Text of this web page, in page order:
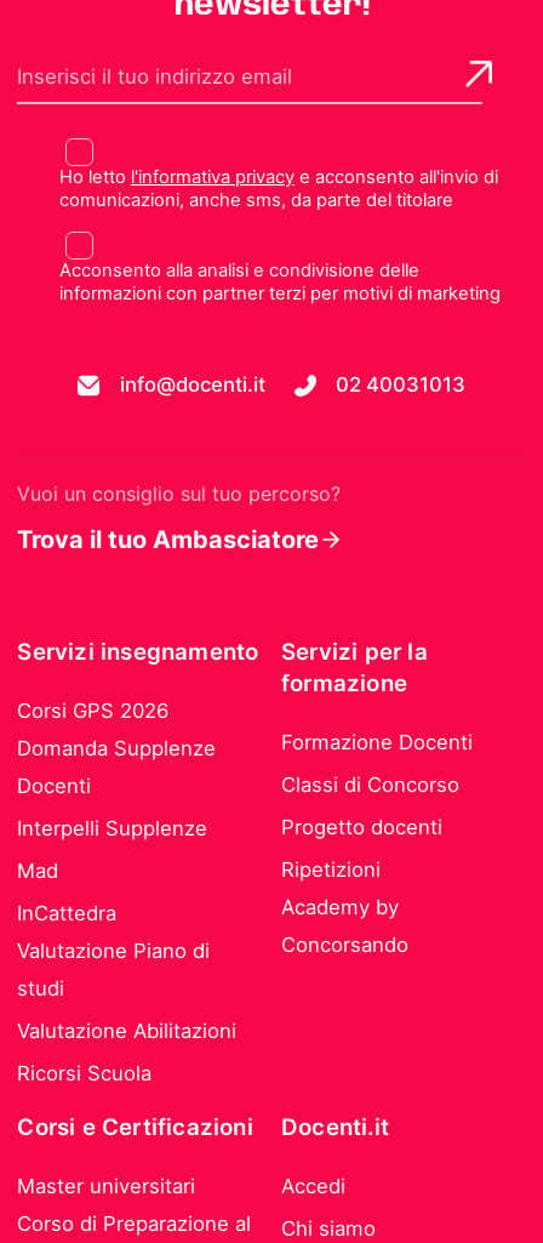
Ho letto l'informativa privacye acconsento all'invio di
comunicazioni, anche sms, da parte del titolare
Acconsento alla analisi e condivisione delle
informazioni con partner terzi per motivi di marketing
info@docenti.it 02 40031013
Vuoi un consiglio sul tuo percorso?
Trova il tuo Ambasciatore
Servizi insegnamento
Corsi GPS 2026
Domanda Supplenze
Docenti
Interpelli Supplenze
Mad
InCattedra
Valutazione Piano di
studi
Valutazione Abilitazioni
Ricorsi Scuola
Servizi per la
formazione
Formazione Docenti
Classi di Concorso
Progetto docenti
Ripetizioni
Academy by
Concorsando
Corsi e Certificazioni
Master universitari
Corso di Preparazione al
Docenti.it
Accedi
Chi siamo